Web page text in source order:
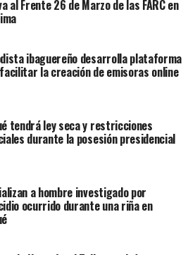
al Frente 26 de Marzo de las FARC en
ibaguereño desarrolla plataforma
la creación de emisoras online
tendrá ley seca y restricciones
durante la posesión presidencial
a hombre investigado por
ocurrido durante una riña en